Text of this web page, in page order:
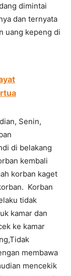
dimintai
dan ternyata
uang kepeng di
Senin,
di belakang
kembali
korban kaget
Korban
tidak
kamar dan
ke kamar
membawa
mencekik